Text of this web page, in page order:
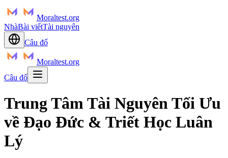
Moraltest.org
NhàBài viếtTài nguyên
Câu đố
Moraltest.org
Câu đố
Trung Tâm Tài Nguyên Tối Ưu
về Đạo Đức & Triết Học Luân
Lý